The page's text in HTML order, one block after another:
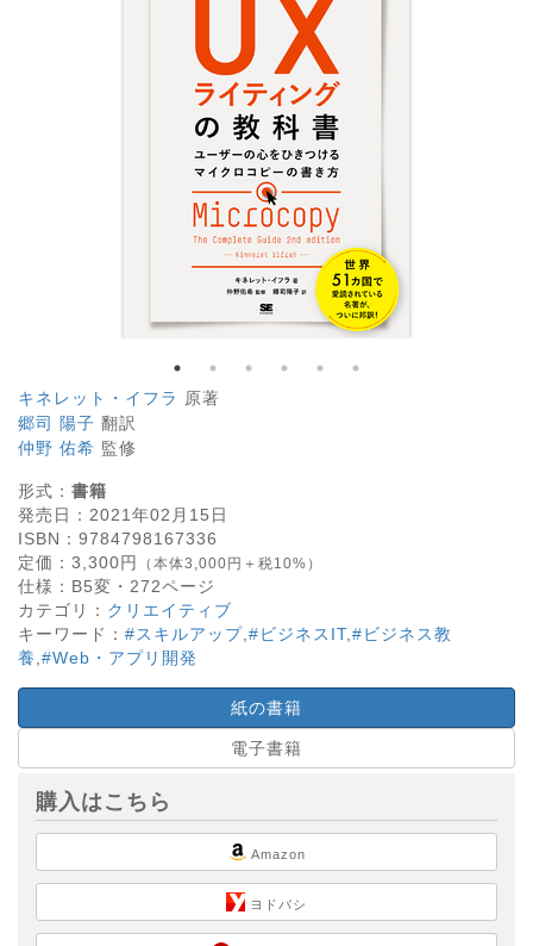
キネレット・イフラ
原著
郷司 陽子 翻訳
仲野 佑希 監修
形式： 書籍
発売日： 2021年02月15日
ISBN： 9784798167336
定価： 3,300円 （本体3,000円＋税10%）
仕様： B5変・ 272ページ
カテゴリ： クリエイティブ
キーワード： #スキルアップ #ビジネスIT, #ビジネス教
養 #Web・アプリ開発
紙の書籍
電子書籍
購入はこちら
Amazon
ヨドバシ